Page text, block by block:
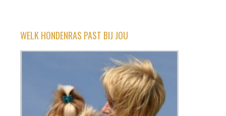
WELK HONDENRAS PAST BIJ JOU